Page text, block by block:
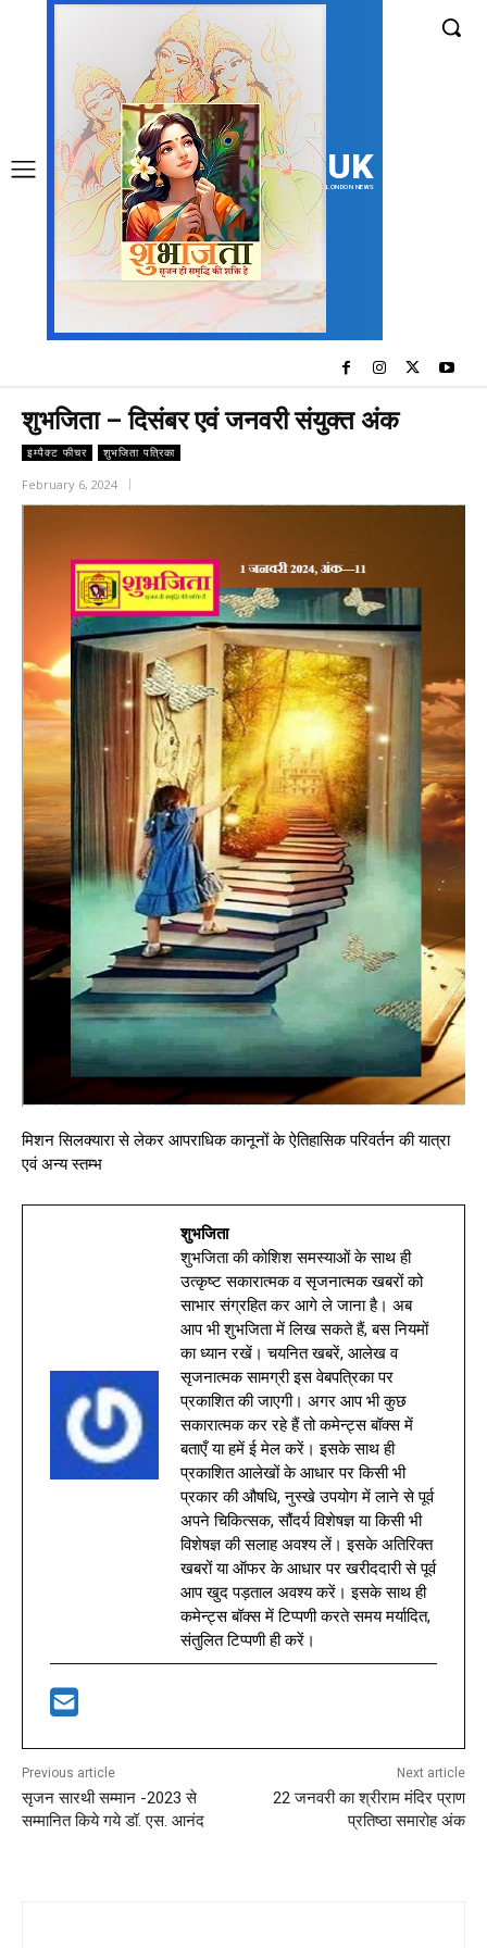
UK
LONDON NEWS
शुभजिता – दिसंबर एवं जनवरी संयुक्त अंक
इम्पैक्ट फीचर शुभजिता पत्रिका
February 6, 2024
मिशन सिलक्यारा से लेकर आपराधिक कानूनों के ऐतिहासिक परिवर्तन की यात्रा
एवं अन्य स्तम्भ
शुभजिता
शुभजिता की कोशिश समस्याओं के साथ ही
उत्कृष्ट सकारात्मक व सृजनात्मक खबरों को
साभार संग्रहित कर आगे ले जाना है। अब
आप भी शुभजिता में लिख सकते हैं, बस नियमों
का ध्यान रखें। चयनित खबरें, आलेख व
सृजनात्मक सामग्री इस वेबपत्रिका पर
प्रकाशित की जाएगी। अगर आप भी कुछ
सकारात्मक कर रहे हैं तो कमेन्ट्स बॉक्स में
बताएँ या हमें ई मेल करें। इसके साथ ही
प्रकाशित आलेखों के आधार पर किसी भी
प्रकार की औषधि, नुस्खे उपयोग में लाने से पूर्व
अपने चिकित्सक, सौंदर्य विशेषज्ञ या किसी भी
विशेषज्ञ की सलाह अवश्य लें। इसके अतिरिक्त
खबरों या ऑफर के आधार पर खरीददारी से पूर्व
आप खुद पड़ताल अवश्य करें। इसके साथ ही
कमेन्ट्स बॉक्स में टिप्पणी करते समय मर्यादित,
संतुलित टिप्पणी ही करें।
Previous article
सृजन सारथी सम्मान -2023 से
सम्मानित किये गये डॉ. एस. आनंद
Next article
22 जनवरी का श्रीराम मंदिर प्राण
प्रतिष्ठा समारोह अंक